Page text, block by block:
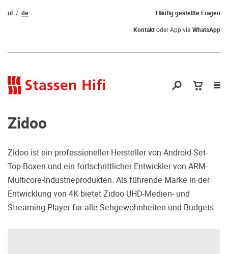
Qual der Wahl?
Warum kommen Sie nicht vorbei und
hören erstmal Probe? Dadurch stellen
Häufig gestellte Fragen
nl
de
Kontaktoder App via WhatsApp
Zidoo
Zidoo ist ein professioneller Hersteller von Android-Set-
Top-Boxen und ein fortschrittlicher Entwickler von ARM-
Multicore-Industrieprodukten. Als führende Marke in der
Entwicklung von 4K bietet Zidoo UHD-Medien- und
Streaming-Player für alle Sehgewohnheiten und Budgets.